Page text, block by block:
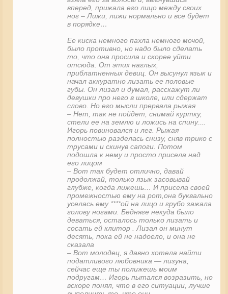
вперед, прижала его лицо между своих
ног – Лижи, лижи нормально и все будет
в порядке…
Ее киска немного пахла немного мочой,
было противно, но надо было сделать
то, что она просила и скорее уйти
отсюда. От этих наглых,
приблатненных девиц. Он высунул язык и
начал аккуратно лизать ее половые
губы. Он лизал и думал, расскажут ли
девушки про него в школе, или сдержат
слово. Но его мысли прервала рыжая
– Нет, так не пойдет, снимай куртку,
стели ее на землю и ложись на спину....
Игорь повиновался и лег. Рыжая
полностью разделась снизу, сняв трико с
трусами и скинув сапоги. Потом
подошла к нему и просто присела над
его лицом
– Вот так будет отлично, давай
продолжай, только язык засовывай
глубже, когда лижешь… И присела своей
промежностью ему на рот,она буквально
уселась ему ****ой на лицо и грубо зажала
голову ногами. Бедняге некуда было
деваться, осталось только лизать и
сосать ей клитор . Лизал он минут
десять, пока ей не надоело, и она не
сказала
– Вот молодец, я давно хотела найти
податливого любовника — лизуна,
сейчас еще ты полижешь моим
подругам… Игорь пытался возразить, но
вскоре понял, что в его ситуации, лучше